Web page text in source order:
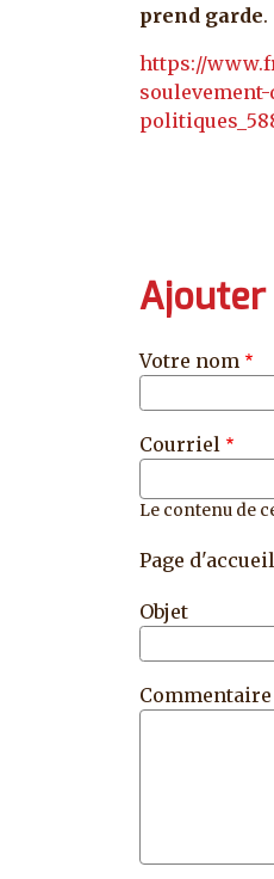
prend garde.
https://
Votre nom
Courriel
Le contenu de
Page d'accueil
Objet
Commentaire